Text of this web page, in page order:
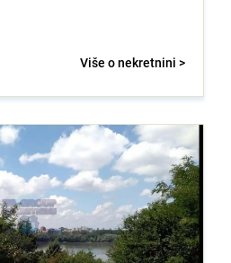
Više o nekretnini >